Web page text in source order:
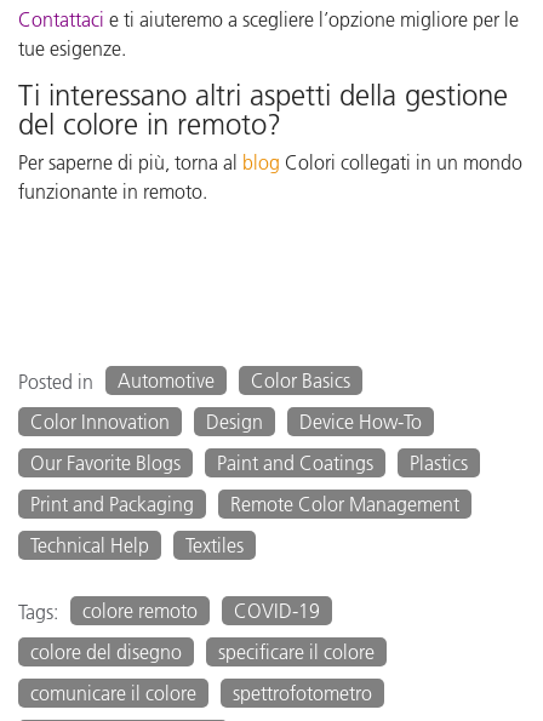
Contattaci e ti aiuteremo a scegliere l’opzione migliore per le
tue esigenze.
Ti interessano altri aspetti della gestione
del colore in remoto?
Per saperne di più, torna al blog Colori collegati in un mondo
funzionante in remoto.
Posted in Automotive
Color Basics
Color Innovation
Design
Device How-To
Our Favorite Blogs
Paint and Coatings
Plastics
Print and Packaging
Remote Color Management
Technical Help
Textiles
Tags: colore remoto
COVID-19
colore del disegno
specificare il colore
comunicare il colore
spettrofotometro